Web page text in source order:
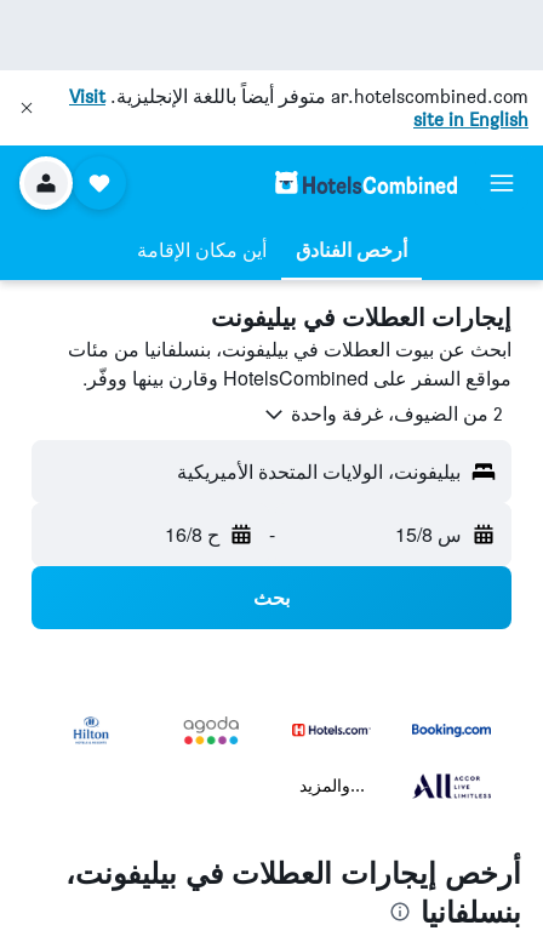
ar.hotelscombined.com متوفر أيضاً باللغة الإنجليزية.Visit
site in English
أرخص الفنادق أين مكان الإقامة
إيجارات العطلات في بيليفونت
ابحث عن بيوت العطلات في بيليفونت، بنسلفانيا من مئات
مواقع السفر على HotelsCombined وقارن بينها ووفّر.
2 من الضيوف، غرفة واحدة
بيليفونت، الولايات المتحدة الأميريكية
س 15/8 - ح 16/8
بحث
...والمزيد
أرخص إيجارات العطلات في بيليفونت،
بنسلفانيا